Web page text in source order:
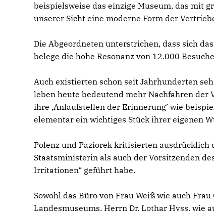
beispielsweise das einzige Museum, das mit
unserer Sicht eine moderne Form der
Die Abgeordneten unterstrichen, dass sich
belege die hohe Resonanz von 12.000
Auch existierten schon seit Jahrhunderten
leben heute bedeutend mehr Nachfahren der
ihre ‚Anlaufstellen der Erinnerung’ wie
elementar ein wichtiges Stück ihrer eigenen
Polenz und Paziorek kritisierten
Staatsministerin als auch der Vorsitzenden
Irritationen“ geführt habe.
Sowohl das Büro von Frau Weiß wie auch
Landesmuseums, Herrn Dr. Lothar Hyss, wie